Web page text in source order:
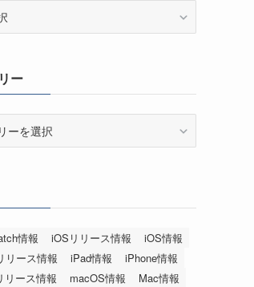
ー
情報 iOSリリース情報
iOS情報
リース情報
iPad情報
iPhone情報
リース情報
macOS情報
Mac情報